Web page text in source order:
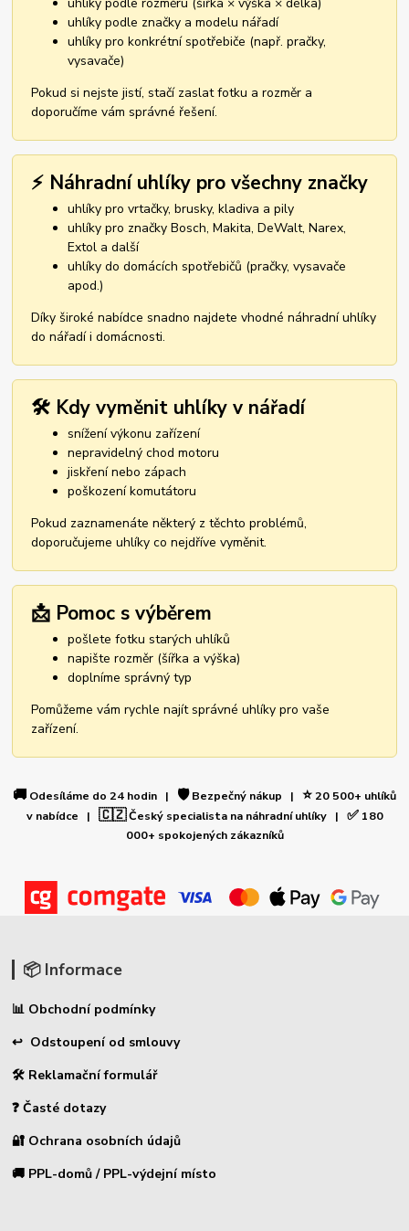
uhlíky podle značky a modelu nářadí
uhlíky pro konkrétní spotřebiče (např. pračky,
vysavače)
Pokud si nejste jistí, stačí zaslat fotku a rozměr a
doporučíme vám správné řešení.
⚡ Náhradní uhlíky pro všechny značky
uhlíky pro vrtačky, brusky, kladiva a pily
uhlíky pro značky Bosch, Makita, DeWalt, Narex,
Extol a další
uhlíky do domácích spotřebičů (pračky, vysavače
apod.)
Díky široké nabídce snadno najdete vhodné náhradní uhlíky
do nářadí i domácnosti.
🛠️ Kdy vyměnit uhlíky v nářadí
snížení výkonu zařízení
nepravidelný chod motoru
jiskření nebo zápach
poškození komutátoru
Pokud zaznamenáte některý z těchto problémů,
doporučujeme uhlíky co nejdříve vyměnit.
📩 Pomoc s výběrem
pošlete fotku starých uhlíků
napište rozměr (šířka a výška)
doplníme správný typ
Pomůžeme vám rychle najít správné uhlíky pro vaše
zařízení.
🚚 Odesíláme do 24 hodin | 🛡️Bezpečný nákup | ⭐20 500+ uhlíků
v nabídce | 🇨🇿Český specialista na náhradní uhlíky | ✅180
000+ spokojených zákazníků
📦 Informace
📊 Obchodní podmínky
↩ Odstoupení od smlouvy
🛠 Reklamační formulář
❓ Časté dotazy
🔐 Ochrana osobních údajů
🚚 PPL-domů / PPL-výdejní místo